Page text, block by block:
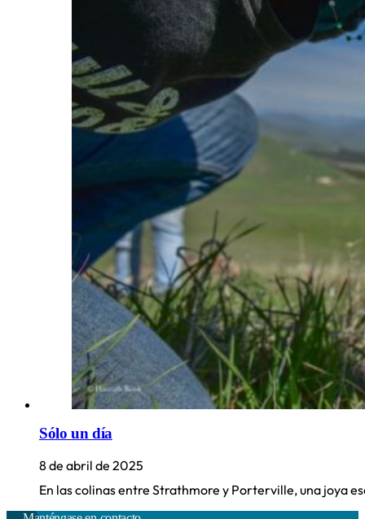
Sólo un día
8 de abril de 2025
En las colinas entre Strathmore y Porterville, una joya